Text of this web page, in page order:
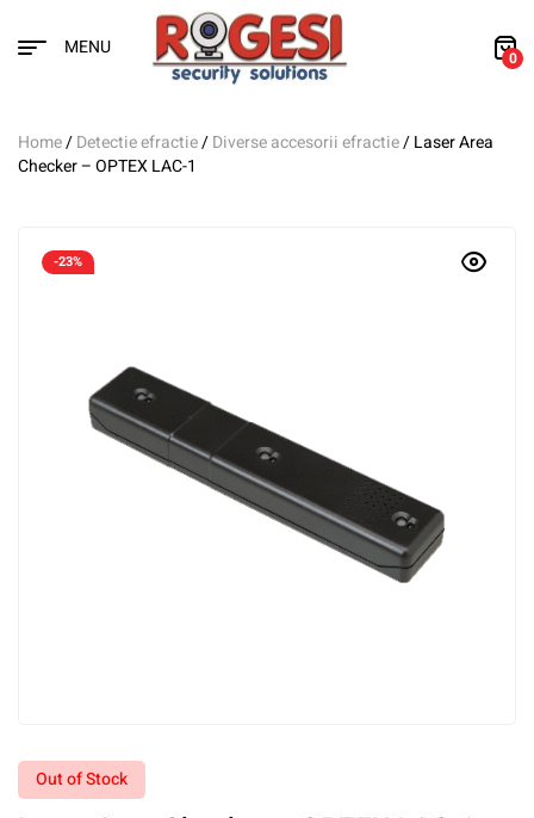
MENU 0
Home/Detectie efractie/Diverse accesorii efractie/ Laser Area
Checker – OPTEX LAC-1
-23%
Out of Stock